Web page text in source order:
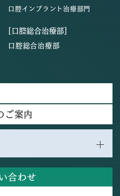
合わせ
口腔インプラント治療部門
[口腔総合治療部]
口腔総合治療部
ご案内